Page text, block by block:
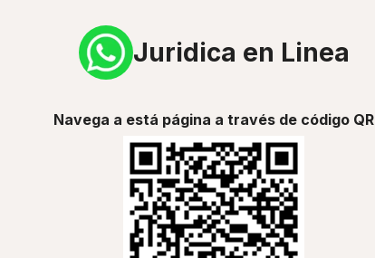
Juridica en Linea
Navega a está página a través de código QR